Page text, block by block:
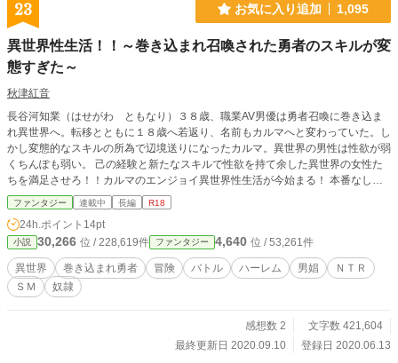
23 お気に入り追加 1,095
異世界性生活！！～巻き込まれ召喚された勇者のスキルが変
態すぎた～
秋津紅音
長谷河知業（はせがわ ともなり）３８歳、職業AV男優は勇者召喚に巻き込ま
れ異世界へ。転移とともに１８歳へ若返り、名前もカルマへと変わっていた。し
かし変態的なスキルの所為で辺境送りになったカルマ。異世界の男性は性欲が弱
くちんぽも弱い。 己の経験と新たなスキルで性欲を持て余した異世界の女性た
ちを満足させろ！！カルマのエンジョイ異世界性生活が今始まる！ 本番なしエ
ロ回は☆（ちょっとだけ本番ありも含む） 本番ありエロ回は♡ をつけてま
す。
ファンタジー 連載中 長編 R18
24h.ポイント 14pt
小説 30,266 位 / 228,619件 ファンタジー 4,640 位 / 53,261件
異世界 巻き込まれ勇者 冒険 バトル ハーレム 男娼
ＮＴＲ
ＳＭ
奴隷
感想数 2
文字数 421,604
最終更新日 2020.09.10
登録日 2020.06.13